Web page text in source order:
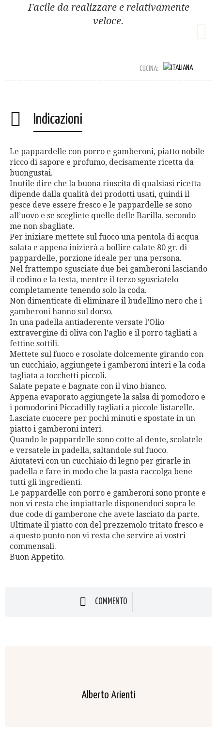
Facile da realizzare e relativamente
veloce.
CUCINA:
Indicazioni
Le pappardelle con porro e gamberoni, piatto nobile
ricco di sapore e profumo, decisamente ricetta da
buongustai.
Inutile dire che la buona riuscita di qualsiasi ricetta
dipende dalla qualità dei prodotti usati, quindi il
pesce deve essere fresco e le pappardelle se sono
all’uovo e se scegliete quelle delle Barilla, secondo
me non sbagliate.
Per iniziare mettete sul fuoco una pentola di acqua
salata e appena inizierà a bollire calate 80 gr. di
pappardelle, porzione ideale per una persona.
Nel frattempo sgusciate due bei gamberoni lasciando
il codino e la testa, mentre il terzo sgusciatelo
completamente tenendo solo la coda.
Non dimenticate di eliminare il budellino nero che i
gamberoni hanno sul dorso.
In una padella antiaderente versate l’Olio
extravergine di oliva con l’aglio e il porro tagliati a
fettine sottili.
Mettete sul fuoco e rosolate dolcemente girando con
un cucchiaio, aggiungete i gamberoni interi e la coda
tagliata a tocchetti piccoli.
Salate pepate e bagnate con il vino bianco.
Appena evaporato aggiungete la salsa di pomodoro e
i pomodorini Piccadilly tagliati a piccole listarelle.
Lasciate cuocere per pochi minuti e spostate in un
piatto i gamberoni interi.
Quando le pappardelle sono cotte al dente, scolatele
e versatele in padella, saltandole sul fuoco.
Aiutatevi con un cucchiaio di legno per girarle in
padella e fare in modo che la pasta raccolga bene
tutti gli ingredienti.
Le pappardelle con porro e gamberoni sono pronte e
non vi resta che impiattarle disponendoci sopra le
due code di gamberone che avete lasciato da parte.
Ultimate il piatto con del prezzemolo tritato fresco e
a questo punto non vi resta che servire ai vostri
commensali.
Buon Appetito.
COMMENTO
Alberto Arienti